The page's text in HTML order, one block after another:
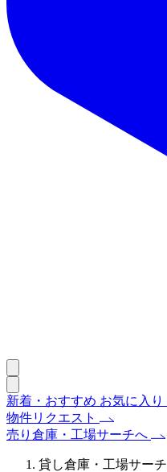
新着・おすすめ お気に入り
物件リクエスト
売り倉庫・工場サーチへ
貸し倉庫・工場サーチ